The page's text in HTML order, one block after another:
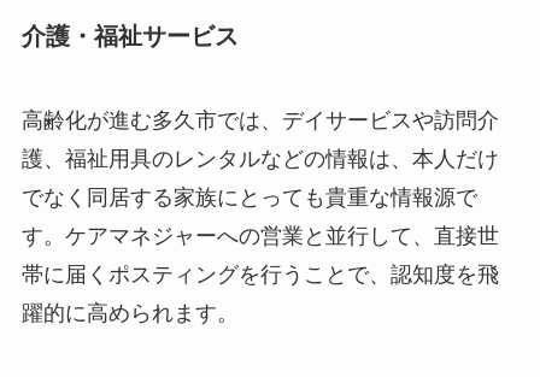
介護・福祉サービス
高齢化が進む多久市では、デイサービスや訪問介
護、福祉用具のレンタルなどの情報は、本人だけ
でなく同居する家族にとっても貴重な情報源で
す。ケアマネジャーへの営業と並行して、直接世
帯に届くポスティングを行うことで、認知度を飛
躍的に高められます。